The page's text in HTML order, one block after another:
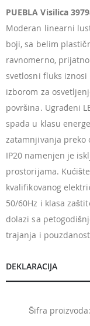
PUEBLA Visilica
Moderan linearni
boji, sa belim
ravnomerno,
svetlosni fluks
izborom za
površina. Ugrađeni
spada u klasu
zatamnjivanja preko
IP20 namenjen je
prostorijama.
kvalifikovanog
50/60Hz i klasa
dolazi sa
trajanja i
DEKLARACIJA
Šifra